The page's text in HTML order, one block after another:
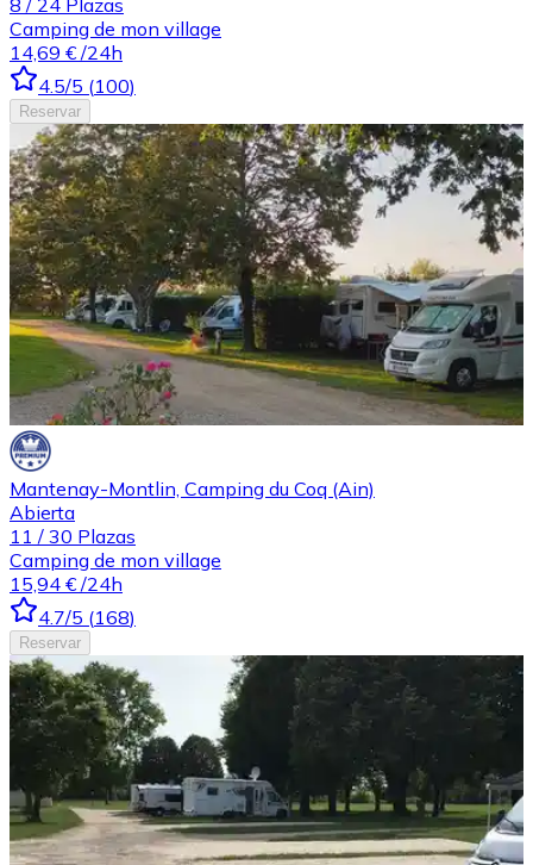
8 / 24 Plazas
Camping de mon village
14,69 € /24h
4.5/5 (100)
Reservar
Mantenay-Montlin, Camping du Coq (Ain)
Abierta
11 / 30 Plazas
Camping de mon village
15,94 € /24h
4.7/5 (168)
Reservar